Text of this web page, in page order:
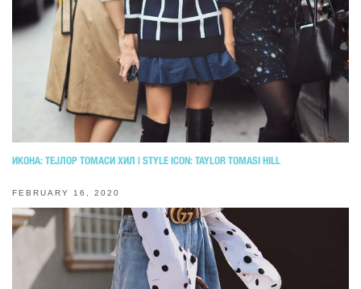
ИКОНА: ТЕЈЛОР ТОМАСИ ХИЛ | STYLE ICON: TAYLOR TOMASI HILL
FEBRUARY 16, 2020